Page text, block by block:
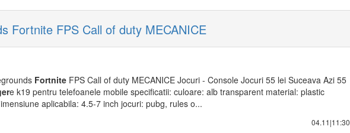
Fortnite FPS Call of duty MECANICE
Fortnite FPS Call of duty MECANICE Jocuri - Console Jocuri 55 lei Suceava Azi 55
e k19 pentru telefoanele mobile specificatii: culoare: alb transparent material: plastic
aplicabila: 4.5-7 inch jocuri: pubg, rules o...
04.11|11:30